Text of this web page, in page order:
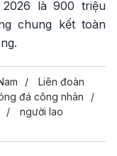
là 900 triệu
chung kết toàn
Liên đoàn
đá công nhân
người lao